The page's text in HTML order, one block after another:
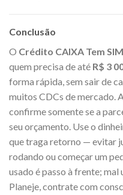
Conclusão
O Crédito CAIXA Tem
quem precisa de até R$ 3
forma rápida, sem sair de
muitos CDCs de mercado.
confirme somente se a
seu orçamento. Use o
que traga retorno — evitar
rodando ou começar um
usado é passo à frente; mal
Planeje, contrate com